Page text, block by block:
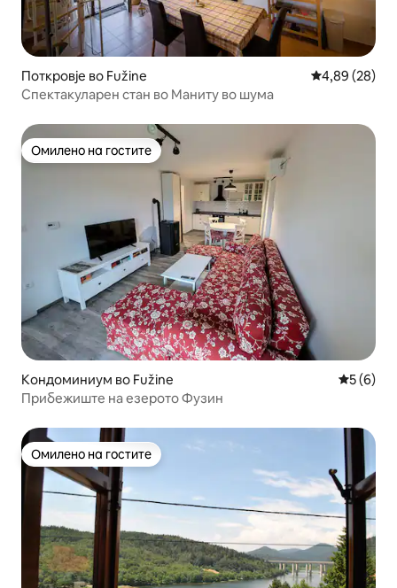
Поткровје во Fužine Просечна
4,89 (28)
Спектакуларен стан во Маниту во шума
Омилено на гостите
Омилено на гостите
Кондоминиум во Fužine
5 (6)
Прибежиште на езерото Фузин
Омилено на гостите
Омилено на гостите